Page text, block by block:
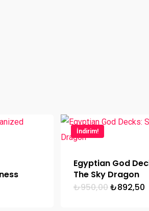
İndirim!
Egyptian God
The Sky Dragon
₺950,00Orijinal
₺892,50